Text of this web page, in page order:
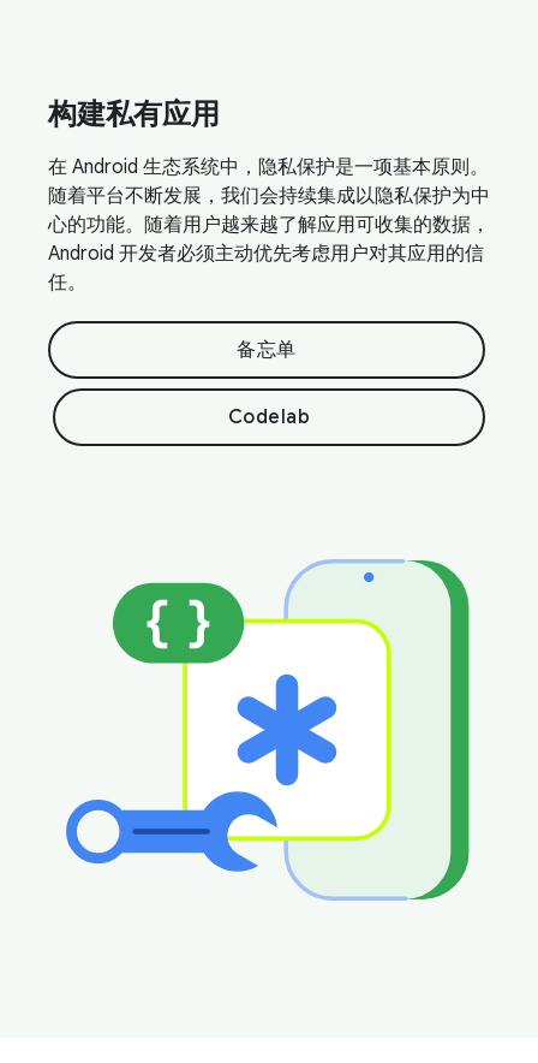
构建私有应用
在 Android 生态系统中，隐私保护是一项基本原则。
随着平台不断发展，我们会持续集成以隐私保护为中
心的功能。随着用户越来越了解应用可收集的数据，
Android 开发者必须主动优先考虑用户对其应用的信
任。
备忘单
Codelab